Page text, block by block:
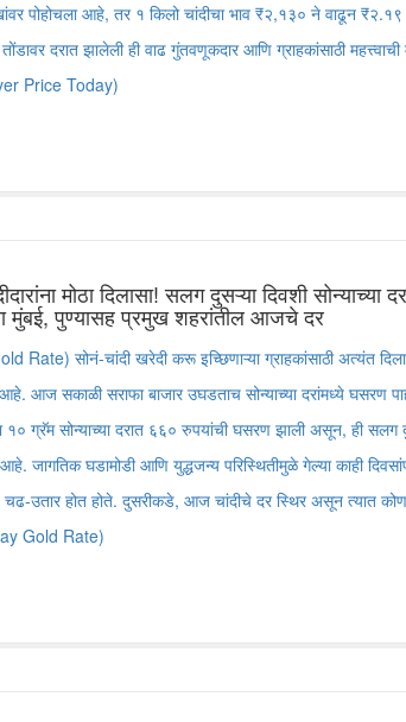
पोहोचला आहे, तर १ किलो चांदीचा भाव ₹२,१३० ने वाढून
दरात झालेली ही वाढ गुंतवणूकदार आणि ग्राहकांसाठी
Price Today)
मोठा दिलासा! सलग दुसऱ्या दिवशी सोन्याच्या
मुंबई, पुण्यासह प्रमुख शहरांतील आजचे दर
Rate) सोनं-चांदी खरेदी करू इच्छिणाऱ्या ग्राहकांसाठी अत्यंत
आज सकाळी सराफा बाजार उघडताच सोन्याच्या दरांमध्ये घसरण
ग्रॅम सोन्याच्या दरात ६६० रुपयांची घसरण झाली असून, ही सलग
जागतिक घडामोडी आणि युद्धजन्य परिस्थितीमुळे गेल्या काही
चढ-उतार होत होते. दुसरीकडे, आज चांदीचे दर स्थिर असून त्यात
Gold Rate)